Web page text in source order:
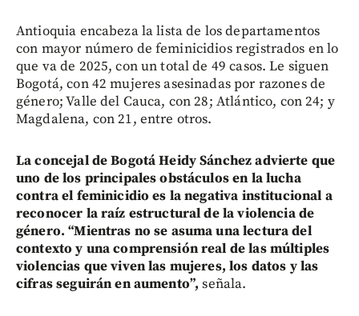
Antioquia encabeza la lista de los departamentos
con mayor número de feminicidios registrados en lo
que va de 2025, con un total de 49 casos. Le siguen
Bogotá, con 42 mujeres asesinadas por razones de
género; Valle del Cauca, con 28; Atlántico, con 24; y
Magdalena, con 21, entre otros.
La concejal de Bogotá Heidy Sánchez advierte que
uno de los principales obstáculos en la lucha
contra el feminicidio es la negativa institucional a
reconocer la raíz estructural de la violencia de
género. “Mientras no se asuma una lectura del
contexto y una comprensión real de las múltiples
violencias que viven las mujeres, los datos y las
cifras seguirán en aumento”, señala.